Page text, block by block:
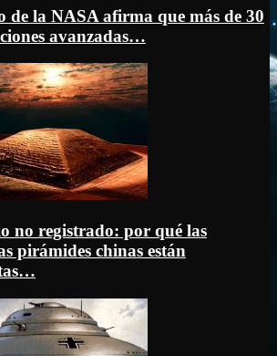
de la NASA afirma que más de 30
avanzadas…
no registrado: por qué las
pirámides chinas están